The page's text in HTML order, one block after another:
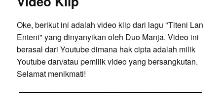
Oke, berikut ini adalah video klip dari lagu "Titeni Lan
Enteni" yang dinyanyikan oleh Duo Manja. Video ini
berasal dari Youtube dimana hak cipta adalah milik
Youtube dan/atau pemilik video yang bersangkutan.
Selamat menikmati!